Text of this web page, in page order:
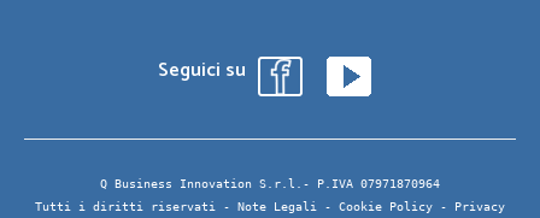
Seguici su
Q Business Innovation S.r.l.- P.IVA 07971870964
Tutti i diritti riservati - Note Legali - Cookie Policy - Privacy